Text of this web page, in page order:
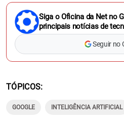
Siga o Oficina da Net no
principais notícias de
Seguir no
TÓPICOS
GOOGLE INTELIGÊNCIA ARTIFICIAL